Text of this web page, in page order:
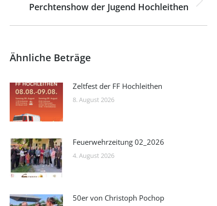
Nächster
Perchtenshow der Jugend Hochleithen
Ähnliche Beträge
Zeltfest der FF Hochleithen
8. August 2026
Feuerwehrzeitung 02_2026
4. August 2026
50er von Christoph Pochop